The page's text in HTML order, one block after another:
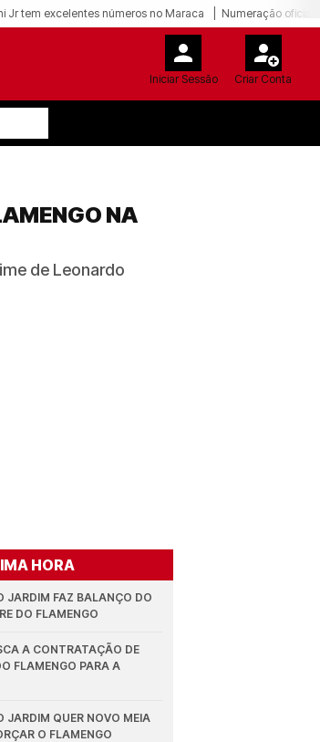
Jr tem excelentes números no Maraca Numeração oficial
Iniciar Sessão Criar Conta
NA
de Leonardo
HORA
JARDIM FAZ BALANÇO DO
DO FLAMENGO
A CONTRATAÇÃO DE
FLAMENGO PARA A
JARDIM QUER NOVO MEIA
O FLAMENGO